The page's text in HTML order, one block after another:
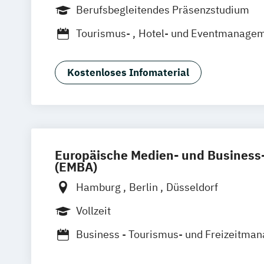
Oldenburg
Braunschweig
Berufsbegleitendes Präsenzstudium
Tourismus-
Hotel- und
Kostenloses Infomaterial
Europäische Medien- und
(EMBA)
Hamburg Berlin
Düsseldorf
Vollzeit
Business - Tourismus- und